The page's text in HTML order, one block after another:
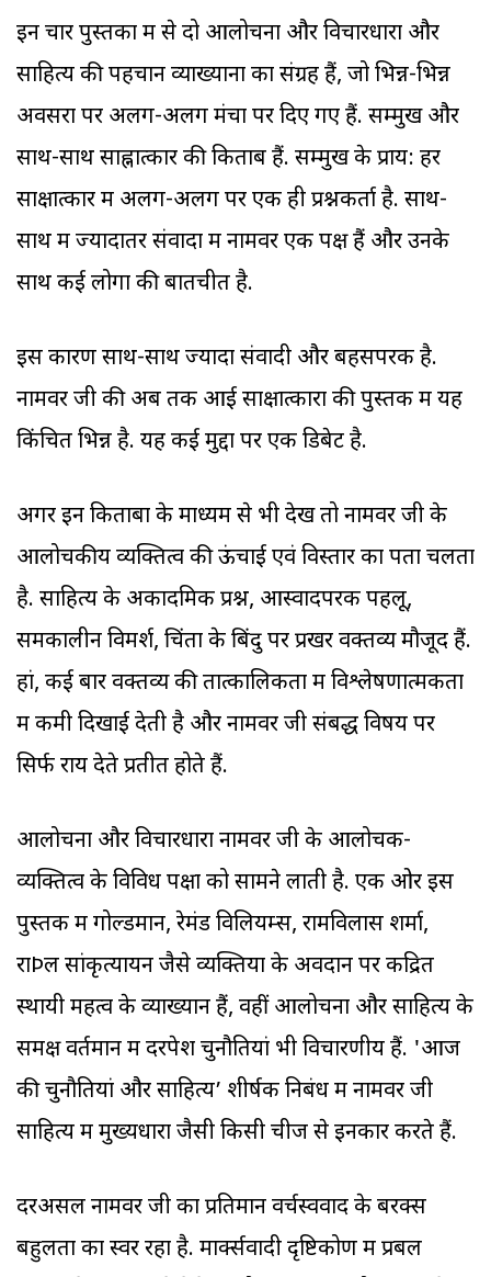
इन चार पुस्तकों में से दो आलोचना और विचारधारा और
साहित्य की पहचान व्याख्यानों का संग्रह हैं, जो भिन्न-भिन्न
अवसरों पर अलग-अलग मंचों पर दिए गए हैं. सम्मुख और
साथ-साथ साह्नात्कार की किताबें हैं. सम्मुख के प्राय: हर
साक्षात्कार में अलग-अलग पर एक ही प्रश्नकर्ता है. साथ-
साथ में ज्यादातर संवादों में नामवर एक पक्ष हैं और उनके
साथ कई लोगों की बातचीत है.
इस कारण साथ-साथ ज्यादा संवादी और बहसपरक है.
नामवर जी की अब तक आई साक्षात्कारों की पुस्तक में यह
किंचित भिन्न है. यह कई मुद्दों पर एक डिबेट है.
अगर इन किताबों के माध्यम से भी देखें तो नामवर जी के
आलोचकीय व्यक्तित्व की ऊंचाई एवं विस्तार का पता चलता
है. साहित्य के अकादमिक प्रश्न, आस्वादपरक पहलू,
समकालीन विमर्श, चिंता के बिंदु पर प्रखर वक्तव्य मौजूद हैं.
हां, कई बार वक्तव्य की तात्कालिकता में विश्लेषणात्मकता
में कमी दिखाई देती है और नामवर जी संबद्ध विषय पर
सिर्फ राय देते प्रतीत होते हैं.
आलोचना और विचारधारा नामवर जी के आलोचक-
व्यक्तित्व के विविध पक्षों को सामने लाती है. एक ओर इस
पुस्तक में गोल्डमान, रेमंड विलियम्स, रामविलास शर्मा,
राÞल सांकृत्यायन जैसे व्यक्तियों के अवदान पर केंद्रित
स्थायी महत्व के व्याख्यान हैं, वहीं आलोचना और साहित्य के
समक्ष वर्तमान में दरपेश चुनौतियां भी विचारणीय हैं. 'आज
की चुनौतियां और साहित्य’ शीर्षक निबंध में नामवर जी
साहित्य में मुख्यधारा जैसी किसी चीज से इनकार करते हैं.
दरअसल नामवर जी का प्रतिमान वर्चस्ववाद के बरक्स
बहुलता का स्वर रहा है. मार्क्सवादी दृष्टिकोण में प्रबल